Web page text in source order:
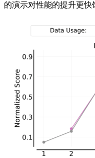
的演示对性能的提升更快